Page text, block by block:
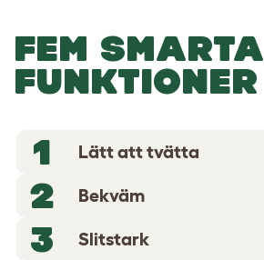
FEM SMARTA
FUNKTIONER
1
Lätt att tvätta
2 Bekväm
3 Slitstark